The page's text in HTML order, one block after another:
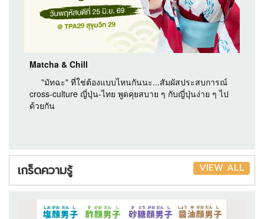
Matcha & Chill
"มัทฉะ" ที่ใช่ต้องแบบไหนกันนะ...สัมผัสประสบการณ์
cross-culture ญี่ปุ่น-ไทย พูดคุยสบาย ๆ กับญี่ปุ่นง่าย ๆ ไป
ด้วยกัน
เกร็ดความรู้ VIEW ALL